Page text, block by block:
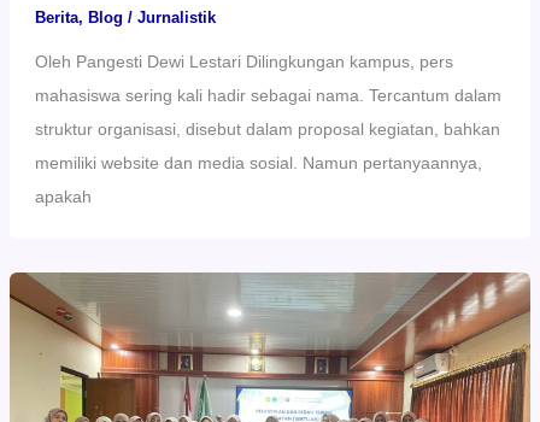
Berita, Blog / Jurnalistik
Oleh Pangesti Dewi Lestari Dilingkungan kampus, pers
mahasiswa sering kali hadir sebagai nama. Tercantum dalam
struktur organisasi, disebut dalam proposal kegiatan, bahkan
memiliki website dan media sosial. Namun pertanyaannya,
apakah